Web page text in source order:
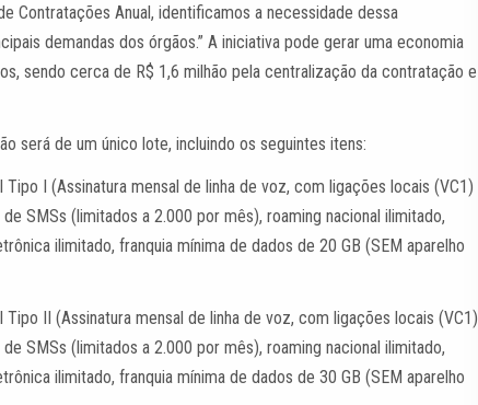
Contratações Anual, identificamos a necessidade dessa
demandas dos órgãos.” A iniciativa pode gerar uma economia
sendo cerca de R$ 1,6 milhão pela centralização da contratação e
será de um único lote, incluindo os seguintes itens:
I (Assinatura mensal de linha de voz, com ligações locais (VC1)
SMSs (limitados a 2.000 por mês), roaming nacional ilimitado,
ilimitado, franquia mínima de dados de 20 GB (SEM aparelho
II (Assinatura mensal de linha de voz, com ligações locais (VC1)
SMSs (limitados a 2.000 por mês), roaming nacional ilimitado,
ilimitado, franquia mínima de dados de 30 GB (SEM aparelho